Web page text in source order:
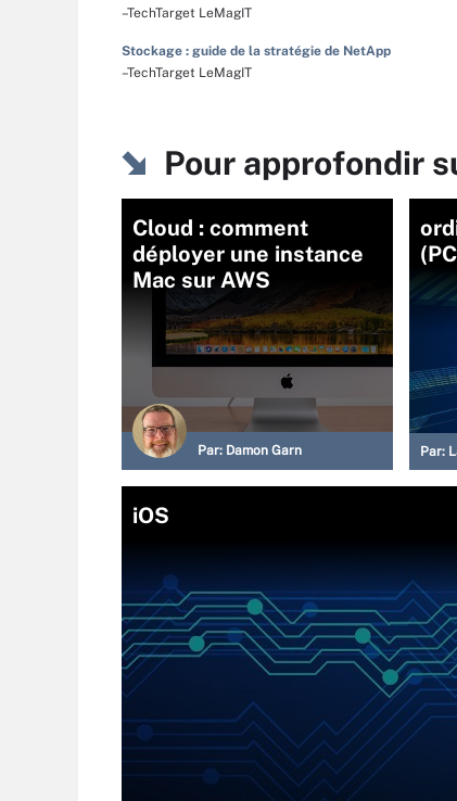
–TechTarget LeMagIT
Stockage : guide de la stratégie de NetApp
–TechTarget LeMagIT
Pour approfondir
Cloud : comment
déployer une instance
Mac sur AWS
Par: Damon Garn Par:
iOS